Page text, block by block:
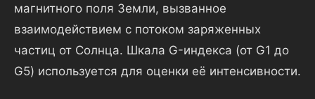
магнитного поля Земли, вызванное
взаимодействием с потоком заряженных
частиц от Солнца. Шкала G-индекса (от G1 до
G5) используется для оценки её интенсивности.